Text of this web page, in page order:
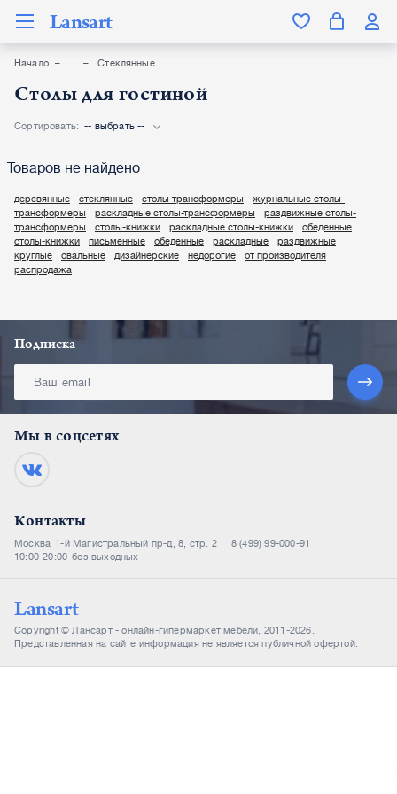
Lansart
Начало Стеклянные
Столы для гостиной
Сортировать: -- выбрать --
Товаров не найдено
деревянные стеклянные столы-трансформеры
журнальные столы-
трансформеры
раскладные столы-трансформеры
раздвижные столы-
трансформеры
столы-книжки раскладные столы-книжки
обеденные
столы-книжки
письменные обеденные раскладные
раздвижные
круглые
овальные дизайнерские недорогие
от производителя
распродажа
Подписка
Мы в соцсетях
Контакты
Москва 1-й Магистральный пр-д, 8, стр. 2
8 (499) 99-000-91
10:00-20:00 без выходных
Lansart
Copyright © Лансарт - онлайн-гипермаркет мебели, 2011-2026.
Представленная на сайте информация не является публичной офертой.